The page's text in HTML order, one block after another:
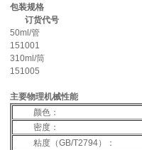
包装规格
订货代号
50ml/管
151001
310ml/筒
151005
主要物理机械性能
颜色：
密度：
粘度（GB/T2794）：